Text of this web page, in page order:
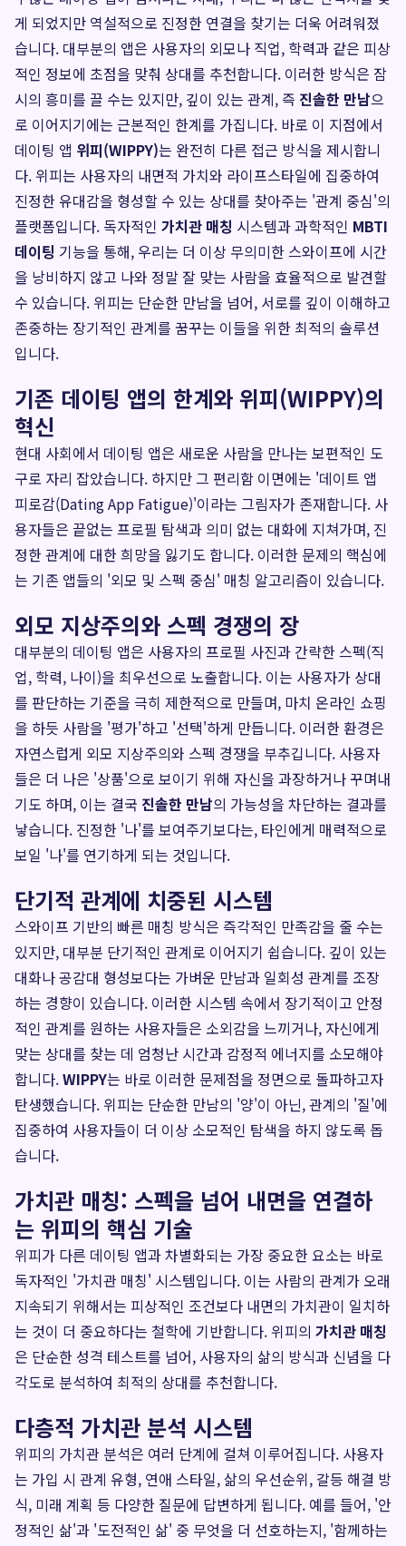
게 되었지만 역설적으로 진정한 연결을 찾기는 더욱 어려워졌
습니다. 대부분의 앱은 사용자의 외모나 직업, 학력과 같은 피상
적인 정보에 초점을 맞춰 상대를 추천합니다. 이러한 방식은 잠
시의 흥미를 끌 수는 있지만, 깊이 있는 관계, 즉 진솔한 만남으
로 이어지기에는 근본적인 한계를 가집니다. 바로 이 지점에서
데이팅 앱 위피(WIPPY)는 완전히 다른 접근 방식을 제시합니
다. 위피는 사용자의 내면적 가치와 라이프스타일에 집중하여
진정한 유대감을 형성할 수 있는 상대를 찾아주는 '관계 중심'의
플랫폼입니다. 독자적인 가치관 매칭 시스템과 과학적인 MBTI
데이팅 기능을 통해, 우리는 더 이상 무의미한 스와이프에 시간
을 낭비하지 않고 나와 정말 잘 맞는 사람을 효율적으로 발견할
수 있습니다. 위피는 단순한 만남을 넘어, 서로를 깊이 이해하고
존중하는 장기적인 관계를 꿈꾸는 이들을 위한 최적의 솔루션
입니다.
기존 데이팅 앱의 한계와 위피(WIPPY)의
혁신
현대 사회에서 데이팅 앱은 새로운 사람을 만나는 보편적인 도
구로 자리 잡았습니다. 하지만 그 편리함 이면에는 '데이트 앱
피로감(Dating App Fatigue)'이라는 그림자가 존재합니다. 사
용자들은 끝없는 프로필 탐색과 의미 없는 대화에 지쳐가며, 진
정한 관계에 대한 희망을 잃기도 합니다. 이러한 문제의 핵심에
는 기존 앱들의 '외모 및 스펙 중심' 매칭 알고리즘이 있습니다.
외모 지상주의와 스펙 경쟁의 장
대부분의 데이팅 앱은 사용자의 프로필 사진과 간략한 스펙(직
업, 학력, 나이)을 최우선으로 노출합니다. 이는 사용자가 상대
를 판단하는 기준을 극히 제한적으로 만들며, 마치 온라인 쇼핑
을 하듯 사람을 '평가'하고 '선택'하게 만듭니다. 이러한 환경은
자연스럽게 외모 지상주의와 스펙 경쟁을 부추깁니다. 사용자
들은 더 나은 '상품'으로 보이기 위해 자신을 과장하거나 꾸며내
기도 하며, 이는 결국 진솔한 만남의 가능성을 차단하는 결과를
낳습니다. 진정한 '나'를 보여주기보다는, 타인에게 매력적으로
보일 '나'를 연기하게 되는 것입니다.
단기적 관계에 치중된 시스템
스와이프 기반의 빠른 매칭 방식은 즉각적인 만족감을 줄 수는
있지만, 대부분 단기적인 관계로 이어지기 쉽습니다. 깊이 있는
대화나 공감대 형성보다는 가벼운 만남과 일회성 관계를 조장
하는 경향이 있습니다. 이러한 시스템 속에서 장기적이고 안정
적인 관계를 원하는 사용자들은 소외감을 느끼거나, 자신에게
맞는 상대를 찾는 데 엄청난 시간과 감정적 에너지를 소모해야
합니다.WIPPY는 바로 이러한 문제점을 정면으로 돌파하고자
탄생했습니다. 위피는 단순한 만남의 '양'이 아닌, 관계의 '질'에
집중하여 사용자들이 더 이상 소모적인 탐색을 하지 않도록 돕
습니다.
가치관 매칭: 스펙을 넘어 내면을 연결하
는 위피의 핵심 기술
위피가 다른 데이팅 앱과 차별화되는 가장 중요한 요소는 바로
독자적인 '가치관 매칭' 시스템입니다. 이는 사람의 관계가 오래
지속되기 위해서는 피상적인 조건보다 내면의 가치관이 일치하
는 것이 더 중요하다는 철학에 기반합니다. 위피의 가치관 매칭
은 단순한 성격 테스트를 넘어, 사용자의 삶의 방식과 신념을 다
각도로 분석하여 최적의 상대를 추천합니다.
다층적 가치관 분석 시스템
위피의 가치관 분석은 여러 단계에 걸쳐 이루어집니다. 사용자
는 가입 시 관계 유형, 연애 스타일, 삶의 우선순위, 갈등 해결 방
식, 미래 계획 등 다양한 질문에 답변하게 됩니다. 예를 들어, '안
정적인 삶'과 '도전적인 삶' 중 무엇을 더 선호하는지, '함께하는